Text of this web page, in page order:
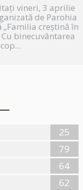
vineri, 3 aprilie
de Parohia
„Familia creștină în
binecuvântarea
25
79
64
62